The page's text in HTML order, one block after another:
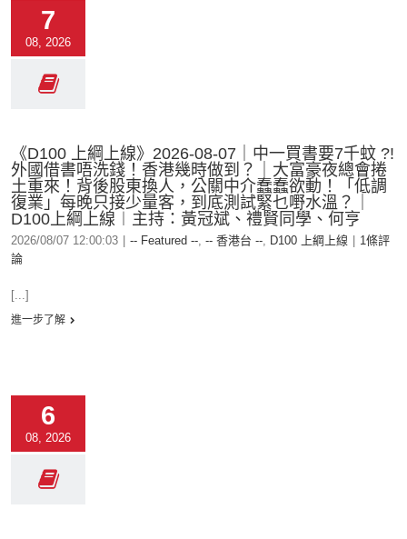
7
08, 2026
《D100 上綱上線》2026-08-07｜中一買書要7千蚊 ?!
外國借書唔洗錢！香港幾時做到？｜大富豪夜總會捲
土重來！背後股東換人，公關中介蠢蠢欲動！「低調
復業」每晚只接少量客，到底測試緊乜嘢水溫？｜
D100上綱上線︱主持：黃冠斌、禮賢同學、何亨
2026/08/07 12:00:03 -- Featured --, -- 香港台 --, D100 上綱上線
1條評
論
[...]
進一步了解
6
08, 2026